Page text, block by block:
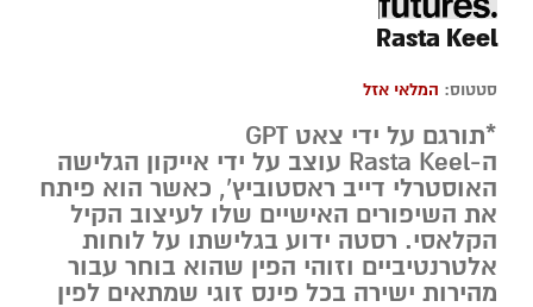
Rasta Keel
סטטוס: המלאי אזל
*תורגם על ידי צאט GPT
ה-Rasta Keel עוצב על ידי אייקון הגלישה
האוסטרלי דייב ראסטוביץ’, כאשר הוא פיתח
את השיפורים האישיים שלו לעיצוב הקיל
הקלאסי. רסטה ידוע בגלישתו על לוחות
אלטרנטיביים וזוהי הפין שהוא בוחר עבור
מהירות ישירה בכל פינס זוגי שמתאים לפין